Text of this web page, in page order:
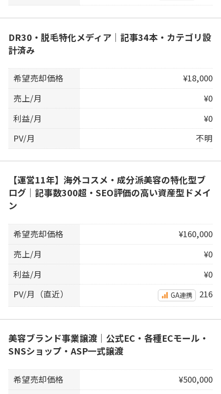
DR30・脱毛特化メディア｜記事34本・カテゴリ設
計済み
希望売却価格
¥18,000
売上/月
¥0
利益/月
¥0
PV/月
不明
【運営11年】海外コスメ・成分派美容の特化型ブ
ログ｜記事数300超・SEO評価の高い資産型ドメイ
ン
希望売却価格
¥160,000
売上/月
¥0
利益/月
¥0
PV/月（直近）
GA連携 216
美容ブランド事業譲渡｜公式EC・各種ECモール・
SNSショップ・ASP一式譲渡
希望売却価格
¥500,000